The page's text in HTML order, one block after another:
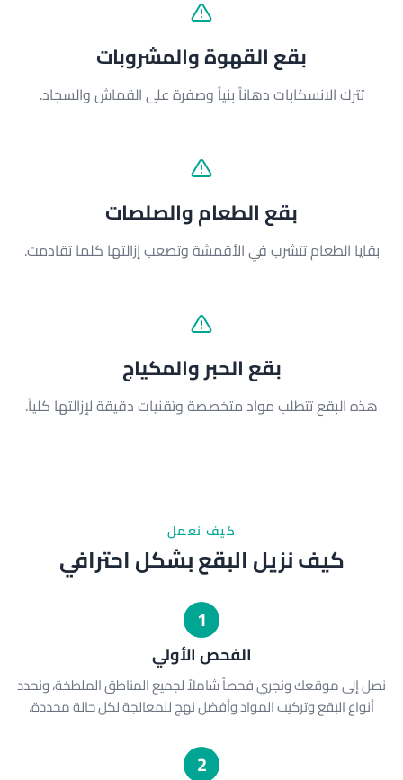
بقع القهوة والمشروبات
تترك الانسكابات دهاناً بنياً وصفرة على القماش والسجاد.
بقع الطعام والصلصات
بقايا الطعام تتشرب في الأقمشة وتصعب إزالتها كلما تقادمت.
بقع الحبر والمكياج
هذه البقع تتطلب مواد متخصصة وتقنيات دقيقة لإزالتها كلياً.
كيف نعمل
كيف نزيل البقع بشكل احترافي
1
الفحص الأولي
نصل إلى موقعك ونجري فحصاً شاملاً لجميع المناطق الملطخة، ونحدد
أنواع البقع وتركيب المواد وأفضل نهج للمعالجة لكل حالة محددة.
2